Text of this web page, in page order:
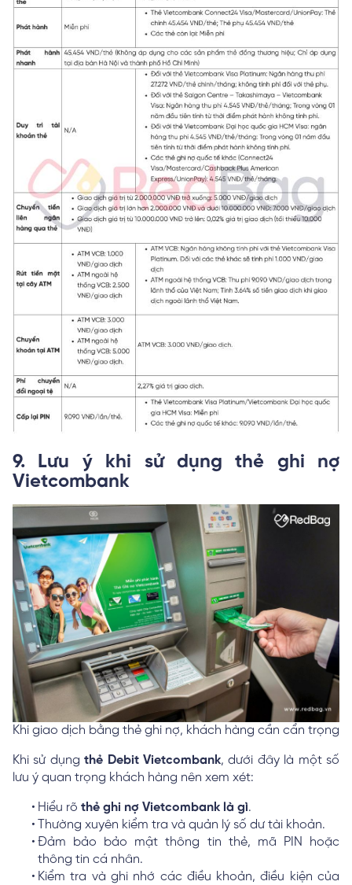
9. Lưu ý khi sử dụng thẻ ghi nợ
Vietcombank
Khi giao dịch bằng thẻ ghi nợ, khách hàng cần cẩn trọng
Khi sử dụngthẻ Debit Vietcombank, dưới đây là một số
lưu ý quan trọng khách hàng nên xem xét:
Hiểu rõ thẻ ghi nợ Vietcombank là gì.
Thường xuyên kiểm tra và quản lý số dư tài khoản.
Đảm bảo bảo mật thông tin thẻ, mã PIN hoặc
thông tin cá nhân.
Kiểm tra và ghi nhớ các điều khoản, điều kiện của